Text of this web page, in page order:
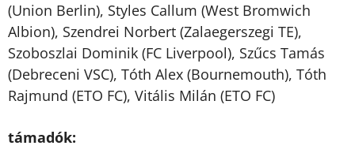
(Union Berlin), Styles Callum (West Bromwich
Albion), Szendrei Norbert (Zalaegerszegi TE),
Szoboszlai Dominik (FC Liverpool), Szűcs Tamás
(Debreceni VSC), Tóth Alex (Bournemouth), Tóth
Rajmund (ETO FC), Vitális Milán (ETO FC)
támadók: